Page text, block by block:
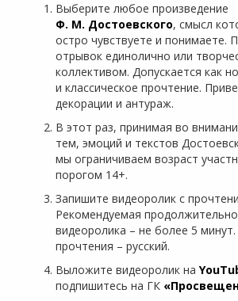
Выберите любое произведение
Ф. М. Достоевского, смысл
остро чувствуете и понимаете.
отрывок единолично или
коллективом. Допускается как
и классическое прочтение.
декорации и антураж.
В этот раз, принимая во
тем, эмоций и текстов
мы ограничиваем возраст
порогом 14+.
Запишите видеоролик с
Рекомендуемая
видеоролика – не более 5
прочтения – русский.
Выложите видеоролик на
подпишитесь на ГК